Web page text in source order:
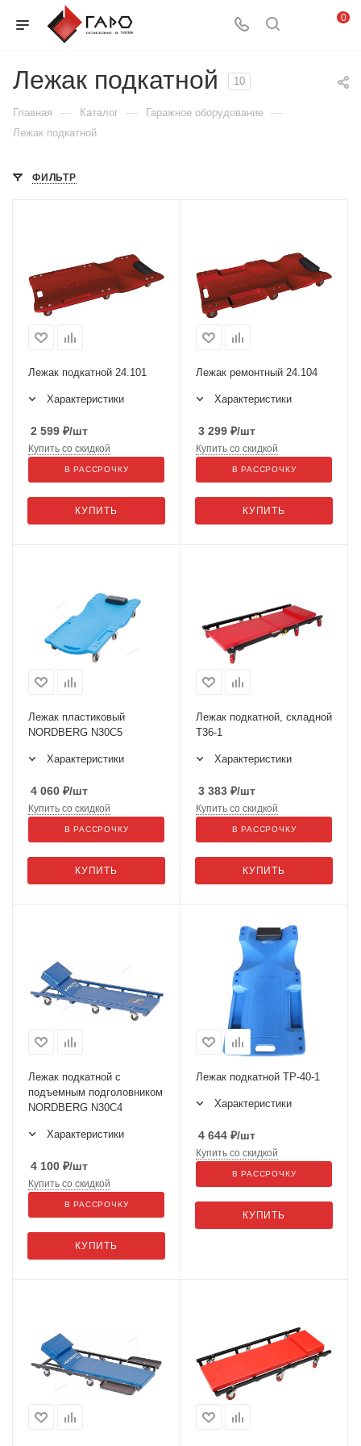
0
Лежак подкатной 10
Главная — Каталог — Гаражное оборудование —
Лежак подкатной
ФИЛЬТР
Лежак подкатной 24.101
Характеристики
2 599 ₽/шт
КУПИТЬ
Купить со скидкой
В РАССРОЧКУ
Лежак ремонтный 24.104
Характеристики
3 299 ₽/шт
КУПИТЬ
Купить со скидкой
В РАССРОЧКУ
Лежак пластиковый
NORDBERG N30C5
Характеристики
4 060 ₽/шт
КУПИТЬ
Купить со скидкой
В РАССРОЧКУ
Лежак подкатной, складной
Т36-1
Характеристики
3 383 ₽/шт
КУПИТЬ
Купить со скидкой
В РАССРОЧКУ
Лежак подкатной с
подъемным подголовником
NORDBERG N30C4
Характеристики
4 100 ₽/шт
КУПИТЬ
Купить со скидкой
В РАССРОЧКУ
Лежак подкатной ТР-40-1
Характеристики
4 644 ₽/шт
КУПИТЬ
Купить со скидкой
В РАССРОЧКУ